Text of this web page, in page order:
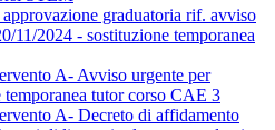
graduatoria rif. avviso
11/2024 - sostituzione temporanea
A- Avviso urgente per
temporanea tutor corso CAE 3
A- Decreto di affidamento